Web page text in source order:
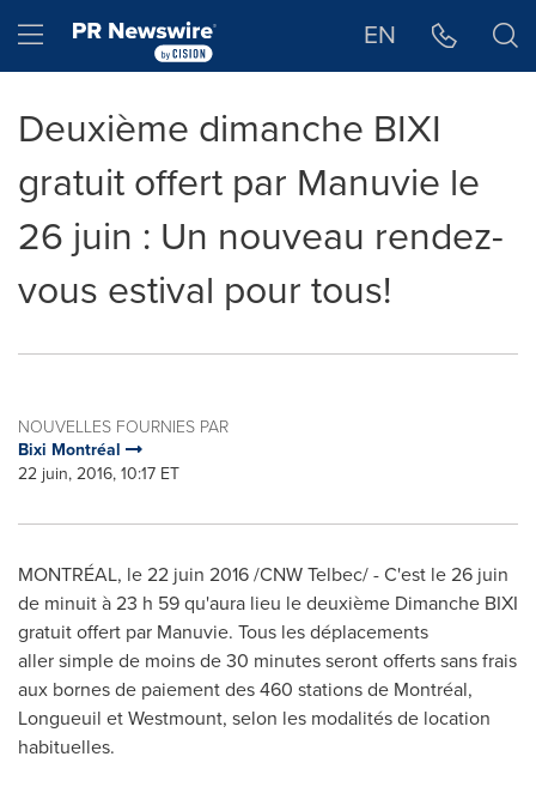
Hamburger menu EN
Deuxième dimanche BIXI
gratuit offert par Manuvie le
26 juin : Un nouveau rendez-
vous estival pour tous!
NOUVELLES FOURNIES PAR
Bixi Montréal
22 juin, 2016, 10:17 ET
MONTRÉAL, le 22 juin 2016 /CNW Telbec/ -C'est le 26 juin
de minuit à 23 h 59 qu'aura lieu le deuxième Dimanche BIXI
gratuit offert par Manuvie. Tous les déplacements
aller simple de moins de 30 minutes seront offerts sans frais
aux bornes de paiement des 460 stations de Montréal,
Longueuil etWestmount, selon les modalités de location
habituelles.